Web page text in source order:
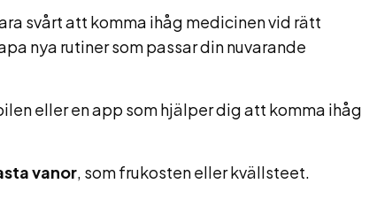
svårt att komma ihåg medicinen vid rätt
nya rutiner som passar din nuvarande
eller en app som hjälper dig att komma ihåg
vanor, som frukosten eller kvällsteet.